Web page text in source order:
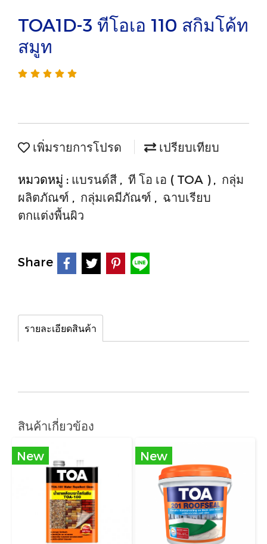
TOA1D-3 ทีโอเอ 110 สกิมโค้ท
สมูท
เพิ่มรายการโปรด เปรียบเทียบ
หมวดหมู่ : แบรนด์สี , ที โอ เอ ( TOA ) , กลุ่ม
ผลิตภัณฑ์ , กลุ่มเคมีภัณฑ์ , ฉาบเรียบ
ตกแต่งพื้นผิว
Share
รายละเอียดสินค้า
สินค้าเกี่ยวข้อง
New New